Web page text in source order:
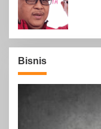
Bisnis